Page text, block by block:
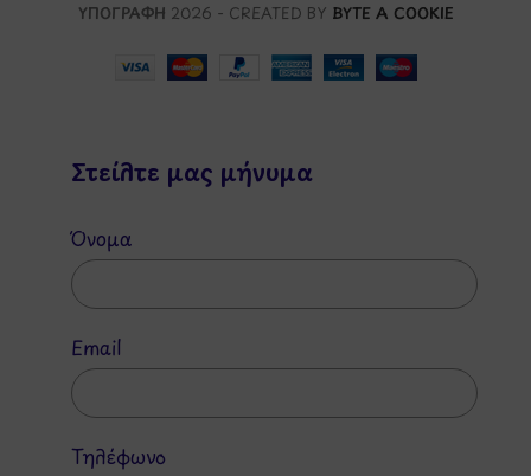
ΥΠΟΓΡΑΦΗ 2026 - CREATED BY BYTE A COOKIE
Στείλτε μας μήνυμα
Όνομα
Email
Τηλέφωνο